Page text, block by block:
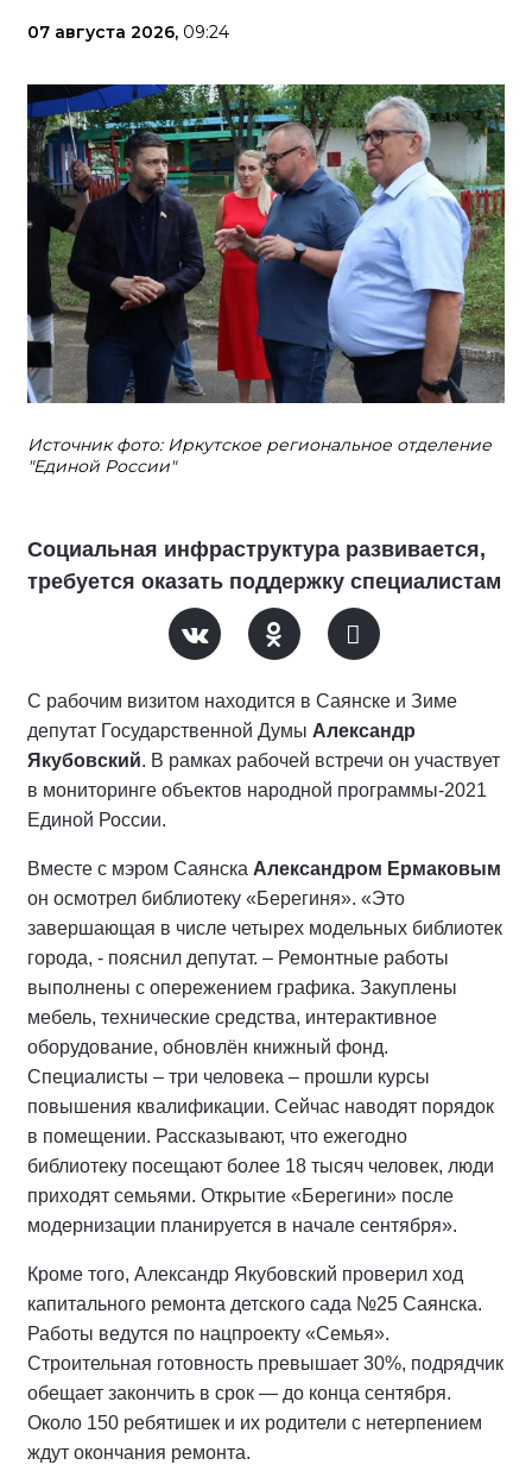
07 августа 2026, 09:24
Источник фото: Иркутское региональное отделение
"Единой России"
Социальная инфраструктура развивается,
требуется оказать поддержку специалистам
С рабочим визитом находится в Саянске и Зиме
депутат Государственной Думы Александр
Якубовский. В рамках рабочей встречи он участвует
в мониторинге объектов народной программы-2021
Единой России.
Вместе с мэром Саянска Александром Ермаковым
он осмотрел библиотеку «Берегиня». «Это
завершающая в числе четырех модельных библиотек
города, - пояснил депутат. – Ремонтные работы
выполнены с опережением графика. Закуплены
мебель, технические средства, интерактивное
оборудование, обновлён книжный фонд.
Специалисты – три человека – прошли курсы
повышения квалификации. Сейчас наводят порядок
в помещении. Рассказывают, что ежегодно
библиотеку посещают более 18 тысяч человек, люди
приходят семьями. Открытие «Берегини» после
модернизации планируется в начале сентября».
Кроме того, Александр Якубовский проверил ход
капитального ремонта детского сада №25 Саянска.
Работы ведутся по нацпроекту «Семья».
Строительная готовность превышает 30%, подрядчик
обещает закончить в срок — до конца сентября.
Около 150 ребятишек и их родители с нетерпением
ждут окончания ремонта.